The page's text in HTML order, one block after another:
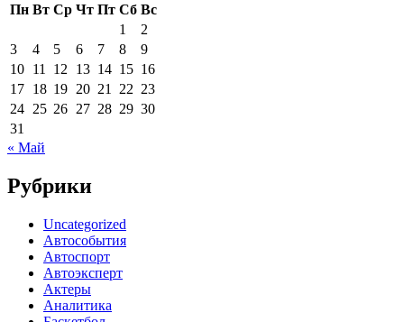
Пн Вт Ср Чт Пт Сб Вс
1
2
3
4 5 6 7 8
9
10 11 12 13 14 15 16
17 18 19 20 21 22 23
24 25 26 27 28 29 30
31
« Май
Рубрики
Uncategorized
Автособытия
Автоспорт
Автоэксперт
Актеры
Аналитика